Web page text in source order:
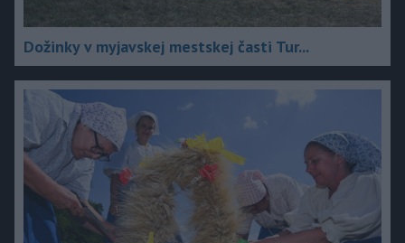
Dožinky v myjavskej mestskej časti Tur...